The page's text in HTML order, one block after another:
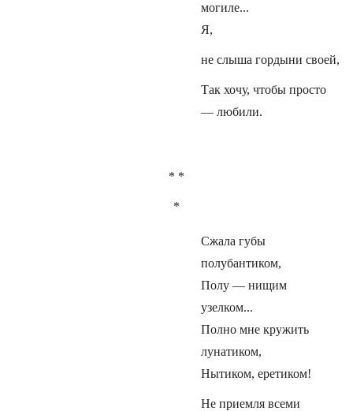
могиле...
Я,
не слыша гордыни своей,
Так хочу, чтобы просто
— любили.
* *
*
Сжала губы
полубантиком,
Полу — нищим
узелком...
Полно мне кружить
лунатиком,
Нытиком, еретиком!
Не приемля всеми